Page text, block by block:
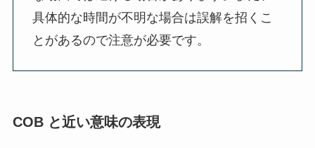
具体的な時間が不明な場合は誤解を招くこ
とがあるので注意が必要です。
COB と近い意味の表現